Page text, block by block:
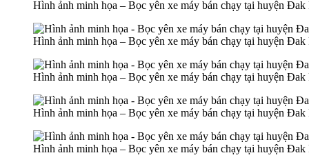
Hình ảnh minh họa – Bọc yên xe máy bán chạy tại huyện Đak
Hình ảnh minh họa – Bọc yên xe máy bán chạy tại huyện Đak
Hình ảnh minh họa – Bọc yên xe máy bán chạy tại huyện Đak
Hình ảnh minh họa – Bọc yên xe máy bán chạy tại huyện Đak
Hình ảnh minh họa – Bọc yên xe máy bán chạy tại huyện Đak